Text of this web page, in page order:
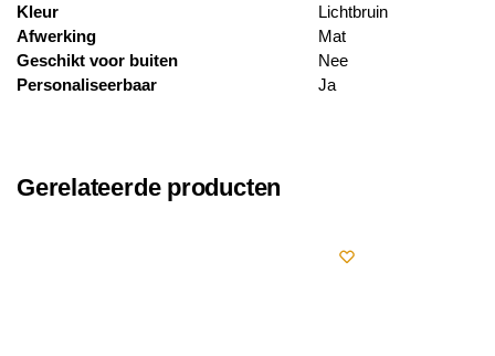
Kleur
Lichtbruin
Afwerking
Mat
Geschikt voor buiten
Nee
Personaliseerbaar
Ja
Gerelateerde producten